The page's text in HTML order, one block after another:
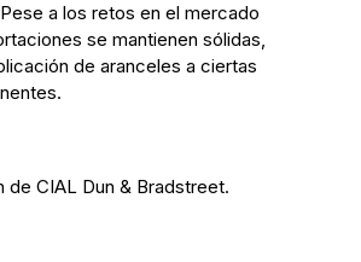
a los retos en el mercado
se mantienen sólidas,
de aranceles a ciertas
de CIAL Dun & Bradstreet.